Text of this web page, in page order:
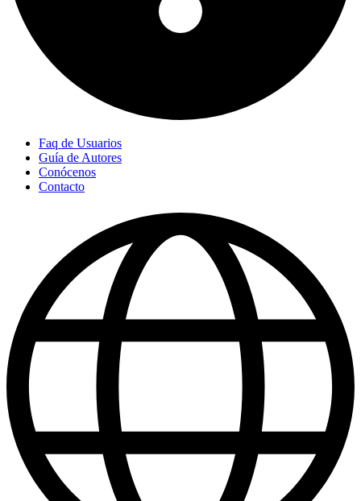
Faq de Usuarios
Guía de Autores
Conócenos
Contacto